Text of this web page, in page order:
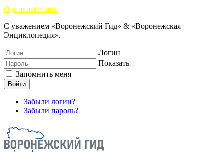
Одноклассники
С уважением «Воронежский Гид» & «Воронежская
Энциклопедия».
Логин
Показать
Запомнить меня
Войти
Забыли логин?
Забыли пароль?